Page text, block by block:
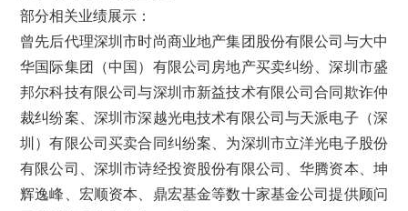
部分相关业绩展示：
曾先后代理深圳市时尚商业地产集团股份有限公司与大中
华国际集团（中国）有限公司房地产买卖纠纷、深圳市盛
邦尔科技有限公司与深圳市新益技术有限公司合同欺诈仲
裁纠纷案、深圳市深越光电技术有限公司与天派电子（深
圳）有限公司买卖合同纠纷案、为深圳市立洋光电子股份
有限公司、深圳市诗经投资股份有限公司、华腾资本、坤
辉逸峰、宏顺资本、鼎宏基金等数十家基金公司提供顾问